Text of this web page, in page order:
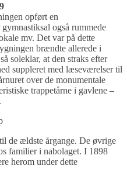
opført en
også rummede
mv. Det var på dette
brændte allerede i
soleklar, at den straks efter
suppleret med læseværelser til
over de monumentale
trappetårne i gavlene –
de ældste årgange. De øvrige
familier i nabolaget. I 1898
herom under dette